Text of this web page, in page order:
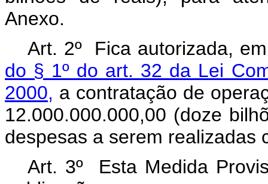
Anexo.
Art. 2º Fica autorizada,
do § 1º do art. 32 da Lei
2000, a contratação de
12.000.000.000,00 (doze
despesas a serem realizadas
Art. 3º Esta Medida